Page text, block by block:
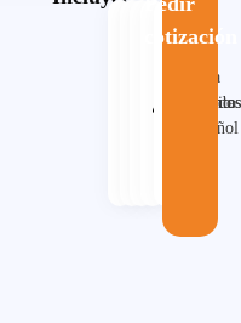
Alojamiento
Desayuno
Traslados
Guia
español
Visitas
cotización